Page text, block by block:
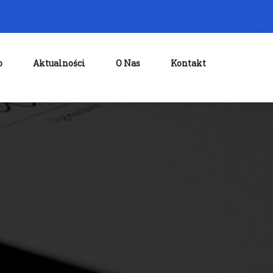
Aktualności O Nas Kontakt